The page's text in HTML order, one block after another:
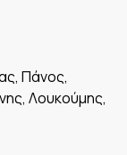
Πάνος,
Λουκούμης,